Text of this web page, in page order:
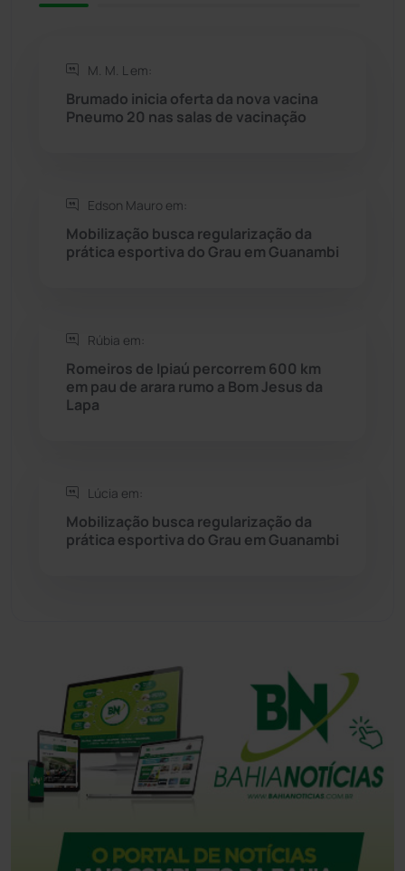
Rio do Antônio
Rio do Pires
Seabra
Sudoeste Baiano (1530)
Tecnologia
M. M. L em:
Brumado inicia oferta da nova vacina
Pneumo 20 nas salas de vacinação
Edson Mauro em:
Mobilização busca regularização da
prática esportiva do Grau em Guanambi
Rúbia em:
Romeiros de Ipiaú percorrem 600 km
em pau de arara rumo a Bom Jesus da
Lapa
Lúcia em:
Mobilização busca regularização da
prática esportiva do Grau em Guanambi